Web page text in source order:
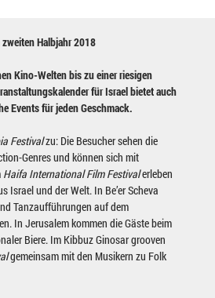
Halbjahr 2018
Kino-Welten bis zu einer riesigen
für Israel bietet auch
Events für jeden Geschmack.
Festivalzu: Die Besucher sehen die
Genres und können sich mit
Haifa International Film Festivalerleben
Israel und der Welt. In Be’er Scheva
Tanzaufführungen auf dem
In Jerusalem kommen die Gäste beim
Biere. Im Kibbuz Ginosar grooven
gemeinsam mit den Musikern zu Folk